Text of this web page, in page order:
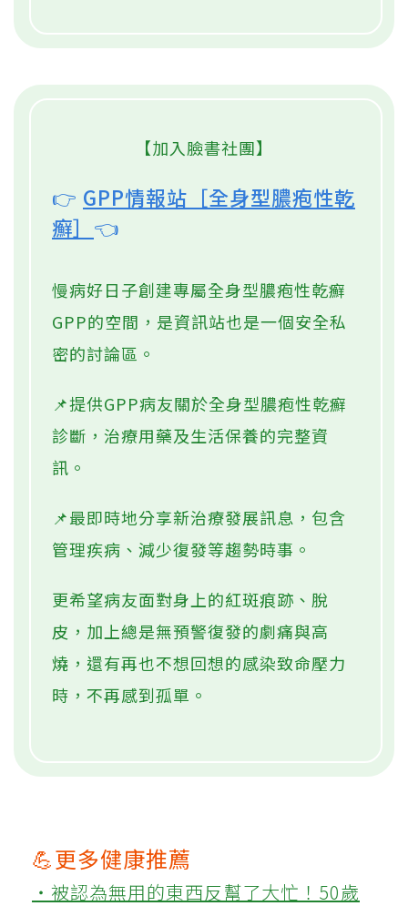
【加入臉書社團】
👉 GPP情報站［全身型膿疱性乾
癬］ 👈
慢病好日子創建專屬全身型膿疱性乾癬
GPP的空間，是資訊站也是一個安全私
密的討論區。
📌提供GPP病友關於全身型膿疱性乾癬
診斷，治療用藥及生活保養的完整資
訊。
📌最即時地分享新治療發展訊息，包含
管理疾病、減少復發等趨勢時事。
更希望病友面對身上的紅斑痕跡、脫
皮，加上總是無預警復發的劇痛與高
燒，還有再也不想回想的感染致命壓力
時，不再感到孤單。
💪更多健康推薦
‧被認為無用的東西反幫了大忙！50歲